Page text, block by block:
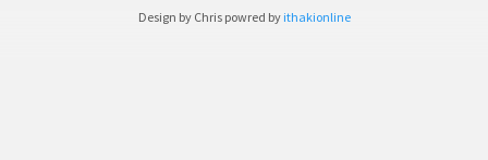
Design by Chris powred by ithakionline